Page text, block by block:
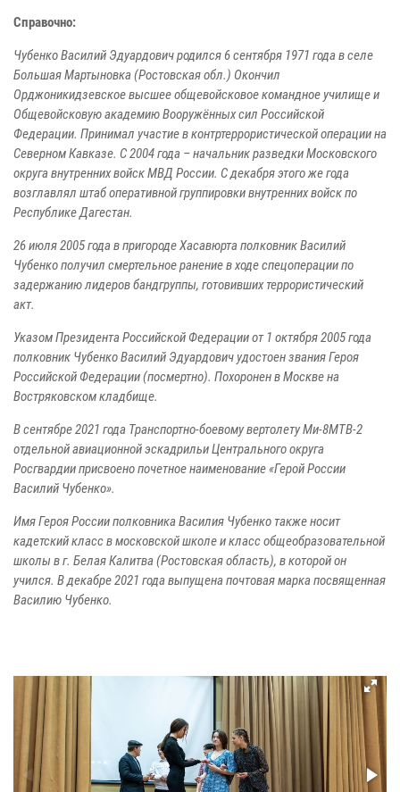
Справочно:
Чубенко Василий Эдуардович родился 6 сентября 1971 года в селе
Большая Мартыновка (Ростовская обл.) Окончил
Орджоникидзевское высшее общевойсковое командное училище и
Общевойсковую академию Вооружённых сил Российской
Федерации. Принимал участие в контртеррористической операции на
Северном Кавказе. С 2004 года – начальник разведки Московского
округа внутренних войск МВД России. С декабря этого же года
возглавлял штаб оперативной группировки внутренних войск по
Республике Дагестан.
26 июля 2005 года в пригороде Хасавюрта полковник Василий
Чубенко получил смертельное ранение в ходе спецоперации по
задержанию лидеров бандгруппы, готовивших террористический
акт.
Указом Президента Российской Федерации от 1 октября 2005 года
полковник Чубенко Василий Эдуардович удостоен звания Героя
Российской Федерации (посмертно). Похоронен в Москве на
Востряковском кладбище.
В сентябре 2021 года Транспортно-боевому вертолету Ми-8МТВ-2
отдельной авиационной эскадрильи Центрального округа
Росгвардии присвоено почетное наименование «Герой России
Василий Чубенко».
Имя Героя России полковника Василия Чубенко также носит
кадетский класс в московской школе и класс общеобразовательной
школы в г. Белая Калитва (Ростовская область), в которой он
учился. В декабре 2021 года выпущена почтовая марка посвященная
Василию Чубенко.